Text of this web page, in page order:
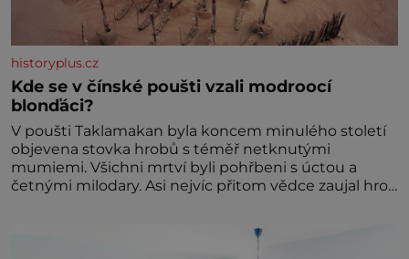
historyplus.cz
Kde se v čínské poušti vzali modroocí
blonďáci?
V poušti Taklamakan byla koncem minulého století
objevena stovka hrobů s téměř netknutými
mumiemi. Všichni mrtví byli pohřbeni s úctou a
četnými milodary. Asi nejvíc přitom vědce zaujal hrob
dávných lidí nesmírně dobře zachovalá, přičítají